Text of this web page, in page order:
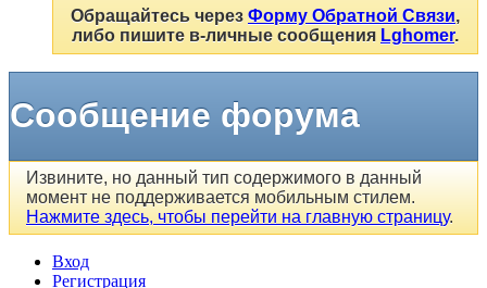
Обращайтесь через Форму Обратной Связи,
либо пишите в-личные сообщения Lghomer.
Сообщение форума
Извините, но данный тип содержимого в данный
момент не поддерживается мобильным стилем.
Нажмите здесь, чтобы перейти на главную страницу.
Вход
Регистрация